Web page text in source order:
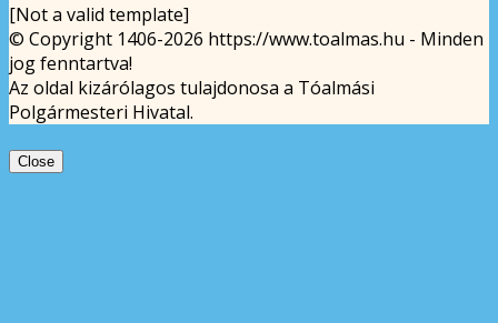
[Not a valid template]
© Copyright 1406-2026 https://www.toalmas.hu - Minden
jog fenntartva!
Az oldal kizárólagos tulajdonosa a Tóalmási
Polgármesteri Hivatal.
Close